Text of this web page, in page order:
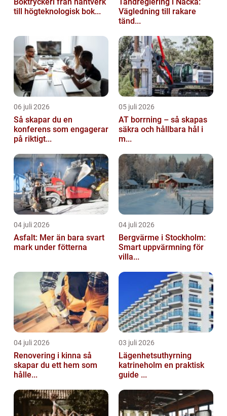
till högteknologisk bok...
Vägledning till rakare
tänd...
06 juli 2026
Så skapar du en
konferens som engagerar
på riktigt...
05 juli 2026
AT borrning – så skapas
säkra och hållbara hål i
m...
04 juli 2026
Asfalt: Mer än bara svart
mark under fötterna
04 juli 2026
Bergvärme i Stockholm:
Smart uppvärmning för
villa...
04 juli 2026
Renovering i kinna så
skapar du ett hem som
hålle...
03 juli 2026
Lägenhetsuthyrning
katrineholm en praktisk
guide ...